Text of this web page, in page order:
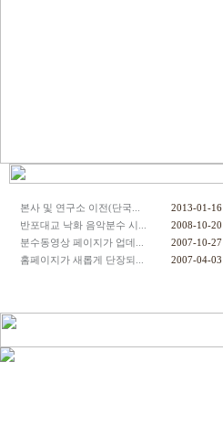
본사 및 연구소 이전(단국...
2013-01-16
반포대교 낙화 음악분수 시...
2008-10-20
분수동영상 페이지가 업데...
2007-10-27
홈페이지가 새롭게 단장되...
2007-04-03